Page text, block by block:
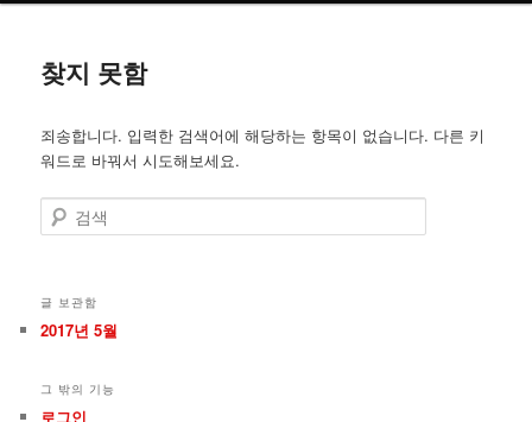
컨
텐
로
뛰
넘
컨
텐
로
뛰
넘
찾지 못함
죄송합니다. 입력한 검색어에 해당하는 항목이 없습니다. 다른 키
워드로 바꿔서 시도해보세요.
검
색
글 보관함
2017년 5월
그 밖의 기능
로그인